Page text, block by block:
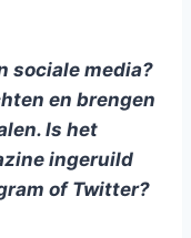
sociale media?
en brengen
Is het
ingeruild
of Twitter?